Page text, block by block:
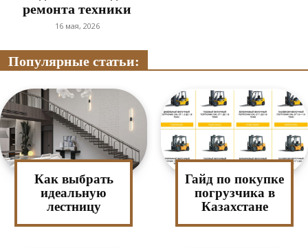
ремонта техники
16 мая, 2026
Популярные статьи:
Как выбрать
идеальную
лестницу
Гайд по покупке
погрузчика в
Казахстане